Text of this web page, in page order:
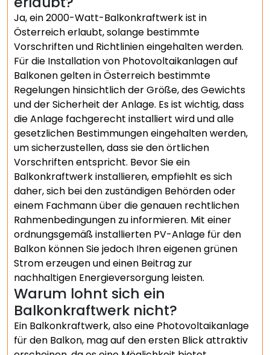
Ja, ein 2000-Watt-Balkonkraftwerk ist in
Österreich erlaubt, solange bestimmte
Vorschriften und Richtlinien eingehalten werden.
Für die Installation von Photovoltaikanlagen auf
Balkonen gelten in Österreich bestimmte
Regelungen hinsichtlich der Größe, des Gewichts
und der Sicherheit der Anlage. Es ist wichtig, dass
die Anlage fachgerecht installiert wird und alle
gesetzlichen Bestimmungen eingehalten werden,
um sicherzustellen, dass sie den örtlichen
Vorschriften entspricht. Bevor Sie ein
Balkonkraftwerk installieren, empfiehlt es sich
daher, sich bei den zuständigen Behörden oder
einem Fachmann über die genauen rechtlichen
Rahmenbedingungen zu informieren. Mit einer
ordnungsgemäß installierten PV-Anlage für den
Balkon können Sie jedoch Ihren eigenen grünen
Strom erzeugen und einen Beitrag zur
nachhaltigen Energieversorgung leisten.
Warum lohnt sich ein
Balkonkraftwerk nicht?
Ein Balkonkraftwerk, also eine Photovoltaikanlage
für den Balkon, mag auf den ersten Blick attraktiv